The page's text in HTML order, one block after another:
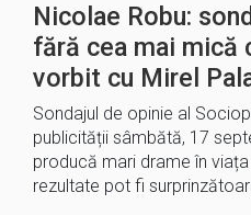
Nicolae Robu:
fără cea mai mică
vorbit cu Mirel
Sondajul de opinie al
publicității sâmbătă, 17
producă mari drame în
rezultate pot fi